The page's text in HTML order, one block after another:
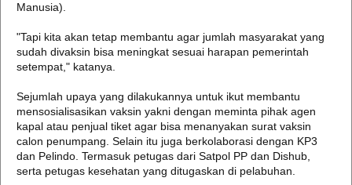
Manusia).
"Tapi kita akan tetap membantu agar jumlah masyarakat yang
sudah divaksin bisa meningkat sesuai harapan pemerintah
setempat," katanya.
Sejumlah upaya yang dilakukannya untuk ikut membantu
mensosialisasikan vaksin yakni dengan meminta pihak agen
kapal atau penjual tiket agar bisa menanyakan surat vaksin
calon penumpang. Selain itu juga berkolaborasi dengan KP3
dan Pelindo. Termasuk petugas dari Satpol PP dan Dishub,
serta petugas kesehatan yang ditugaskan di pelabuhan.